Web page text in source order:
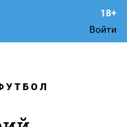
Войти